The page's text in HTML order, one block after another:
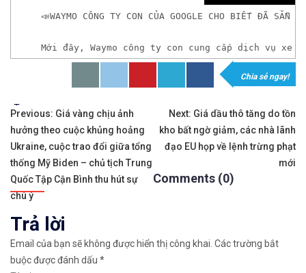
📣WAYMO CÔNG TY CON CỦA GOOGLE CHO BIẾT ĐÃ
Mới đây, Waymo công ty con cung cấp dịch vụ
𝘟𝘦𝘮 𝘤𝘩𝘪 𝘵𝘪ế𝘵: https://chungkhoanforex.com/
✨🏆Đầ𝐮 𝐭ư 𝐯à 𝐋ướ𝐭 𝐬ó𝐧𝐠 𝐜á𝐜 𝐜ổ 𝐩𝐡𝐢ế𝐮 𝐭𝐫ê𝐧 𝐭𝐡ị 𝐭𝐫ườ𝐧𝐠
✅𝘔ở 𝘵à𝘪 𝘬𝘩𝘰ả𝘯 𝘵𝘳ê𝘯 𝘴à𝘯 𝘌𝘹𝘯𝘦𝘴𝘴 𝘜𝘺 𝘛í𝘯 𝘷à 𝘱𝘩ù
👉Sàn hỗ trợ giao dịch hơn 100+ cổ phiếu nổi
👉Xem hướng dẫn đầy đủ tại: https://
✅𝘔ở 𝘵à𝘪 𝘬𝘩𝘰ả𝘯 𝘵𝘳ê𝘯 𝘴à𝘯 𝘯ổ𝘪 𝘵𝘪ế𝘯𝘨 𝘐𝘊𝘔𝘢𝘳𝘬𝘦𝘵𝘴
Chia sẻ ngay!
Tags:
Điều
hướng
bài
viết
Previous: Giá vàng chịu ảnh
hưởng theo cuộc khủng hoảng
Ukraine, cuộc trao đổi giữa tổng
thống Mỹ Biden – chủ tịch Trung
Quốc Tập Cận Bình thu hút sự
chú ý
Next: Giá dầu thô tăng do tồn
kho bất ngờ giảm, các nhà lãnh
đạo EU họp về lệnh trừng phạt
mới
Comments (0)
Trả lời
Email của bạn sẽ không được hiển thị công khai. Các trường bắt
buộc được đánh dấu *